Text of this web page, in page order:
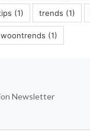
(1) trends (1)
woontrends (1)
Newsletter